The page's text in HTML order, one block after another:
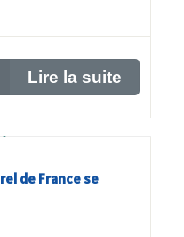
Lire la suite
de France se